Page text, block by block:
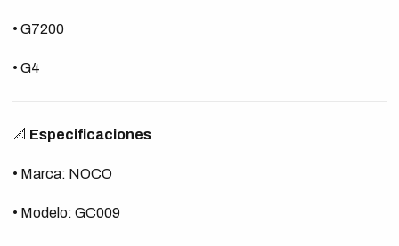
• G7200
• G4
📐 Especificaciones
• Marca: NOCO
• Modelo: GC009